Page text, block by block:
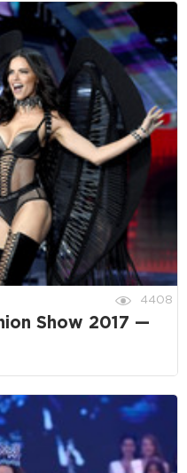
4408
Show 2017 —